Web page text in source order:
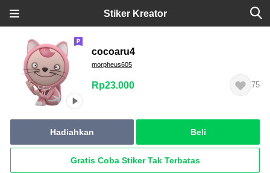
Stiker Kreator
cocoaru4
morpheus605
Rp23.000 75
Hadiahkan Beli
Gratis Coba Stiker Tak Terbatas